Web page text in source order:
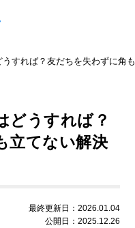
すれば？友だちを失わずに角
どうすれば？
立てない解決
最終更新日：2026.01.04
公開日：2025.12.26